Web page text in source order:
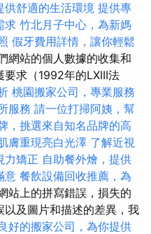
供舒適的生活環境 提供專
求 竹北月子中心，為新媽
假牙費用詳情，讓你輕鬆
網站的個人數據的收集和
要求（1992年的LXIII法
桃園搬家公司，專業服務
服務 請一位打掃阿姨，幫
，挑選來自知名品牌的高
膚重現亮白光澤 了解近視
力矯正 自助餐外燴，提供
意 餐飲設備回收推薦，為
站上的拼寫錯誤，損失的
及圖片和描述的差異，我
好的搬家公司，為你提供